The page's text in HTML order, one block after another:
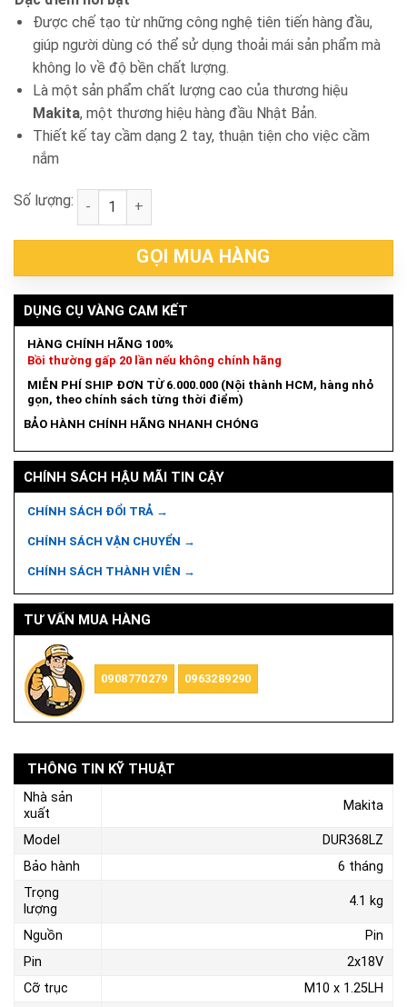
Được chế tạo từ những công nghệ tiên tiến hàng đầu,
giúp người dùng có thể sử dụng thoải mái sản phẩm mà
không lo về độ bền chất lượng.
Là một sản phẩm chất lượng cao của thương hiệu
Makita, một thương hiệu hàng đầu Nhật Bản.
Thiết kế tay cầm dạng 2 tay, thuận tiện cho việc cầm
nắm
Số lượng: Thân máy cắt cỏ 2 pin 18V Makita DUR368LZ số
GỌI MUA HÀNG
DỤNG CỤ VÀNG CAM KẾT
HÀNG CHÍNH HÃNG 100%
Bồi thường gấp 20 lần nếu không chính hãng
MIỄN PHÍ SHIP ĐƠN TỪ 6.000.000 (Nội thành HCM, hàng nhỏ
gọn, theo chính sách từng thời điểm)
BẢO HÀNH CHÍNH HÃNG NHANH CHÓNG
CHÍNH SÁCH HẬU MÃI TIN CẬY
CHÍNH SÁCH ĐỔI TRẢ →
CHÍNH SÁCH VẬN CHUYỂN →
CHÍNH SÁCH THÀNH VIÊN →
TƯ VẤN MUA HÀNG
0908770279 0963289290
THÔNG TIN KỸ THUẬT
Nhà sản
xuất
Makita
Model
DUR368LZ
Bảo hành
6 tháng
Trọng
lượng
4.1 kg
Nguồn
Pin
Pin
2x18V
Cỡ trục
M10 x 1.25LH